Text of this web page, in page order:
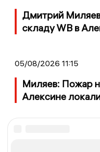
Дмитрий
складу WB в
05/08/2026 11:15
Миляев: Пожар
Алексине